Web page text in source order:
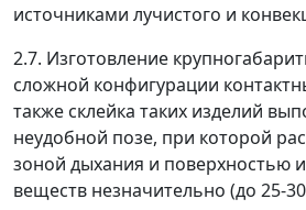
источниками лучистого и
2.7. Изготовление
сложной конфигурации
также склейка таких изделий
неудобной позе, при которой
зоной дыхания и поверхностью
веществ незначительно (до 25-